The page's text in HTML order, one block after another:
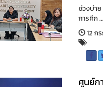
ช่วงบ่า
การศึก ...
12 ก
ศูนย์ก